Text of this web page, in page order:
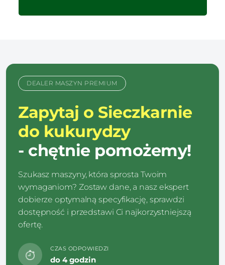
DEALER MASZYN PREMIUM
Zapytaj o Sieczkarnie
do kukurydzy
- chętnie pomożemy!
Szukasz maszyny, która sprosta Twoim
wymaganiom? Zostaw dane, a nasz ekspert
dobierze optymalną specyfikację, sprawdzi
dostępność i przedstawi Ci najkorzystniejszą
ofertę.
CZAS ODPOWIEDZI
do 4 godzin